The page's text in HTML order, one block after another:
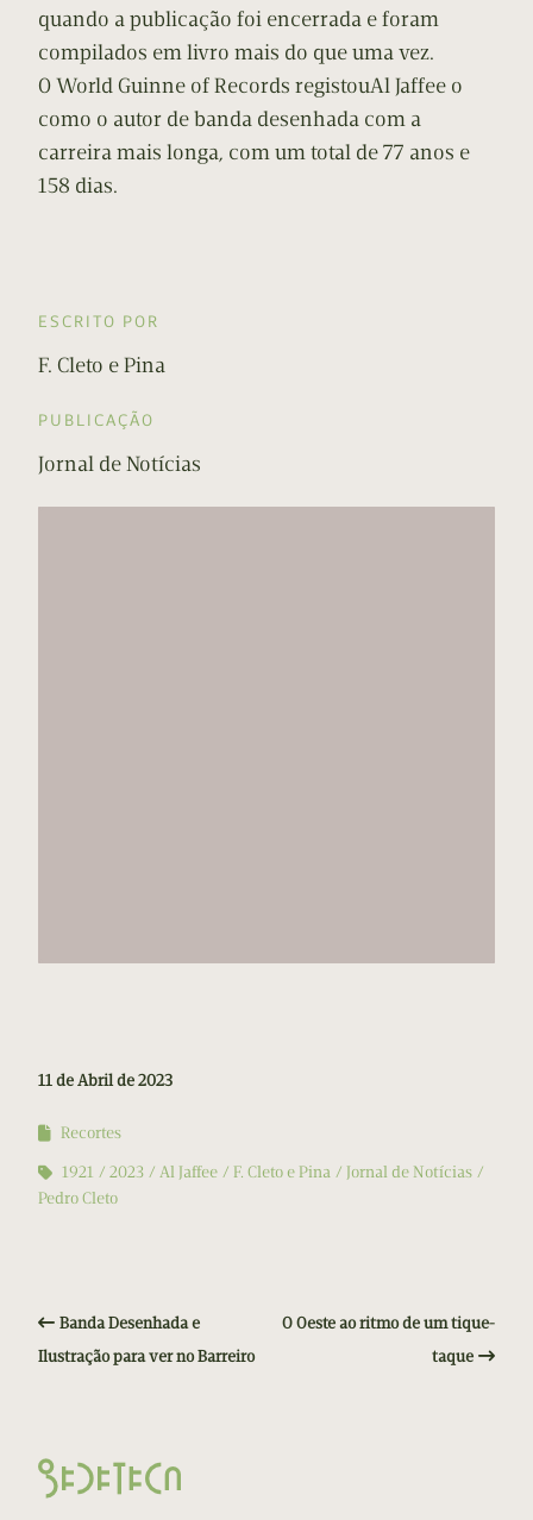
quando a publicação foi encerrada e foram
compilados em livro mais do que uma vez.
O World Guinne of Records registouAl Jaffee o
como o autor de banda desenhada com a
carreira mais longa, com um total de 77 anos e
158 dias.
ESCRITO POR
F. Cleto e Pina
PUBLICAÇÃO
Jornal de Notícias
11 de Abril de 2023
Recortes
1921
2023 Al Jaffee F. Cleto e Pina
Jornal de Notícias
Pedro Cleto
Banda Desenhada e
Ilustração para ver no Barreiro
O Oeste ao ritmo de um tique-
taque